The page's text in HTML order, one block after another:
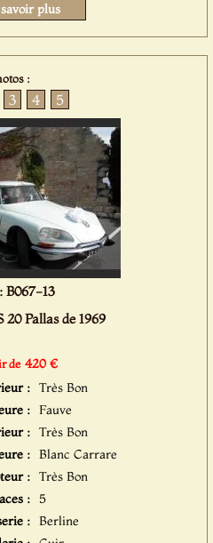
plus
:
3 4 5
B067-13
Pallas de 1969
de 420 €
: Très Bon
: Fauve
: Très Bon
: Blanc Carrare
: Très Bon
: 5
: Berline